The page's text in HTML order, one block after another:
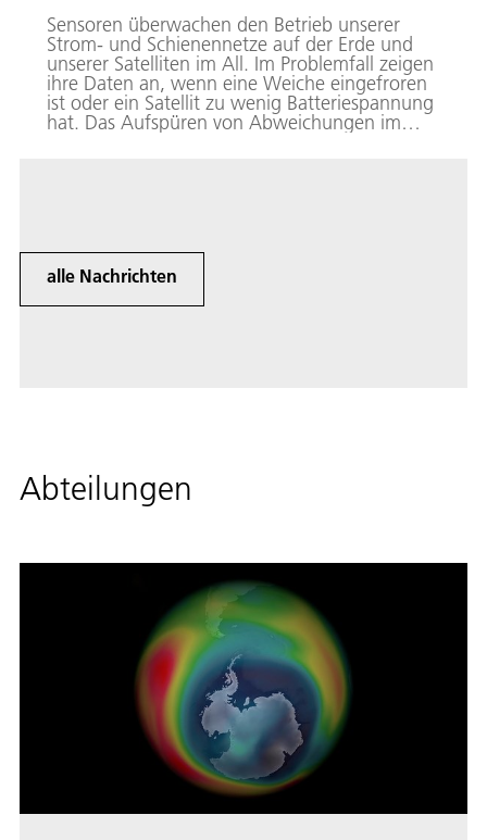
Sensoren überwachen den Betrieb unserer
Strom- und Schienennetze auf der Erde und
unserer Satelliten im All. Im Problemfall zeigen
ihre Daten an, wenn eine Weiche eingefroren
ist oder ein Satellit zu wenig Batteriespannung
hat. Das Aufspüren von Abweichungen im
alle Nachrichten
Abteilungen